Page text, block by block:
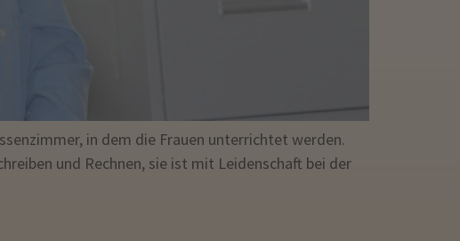
in dem die Frauen unterrichtet werden.
und Rechnen, sie ist mit Leidenschaft bei der